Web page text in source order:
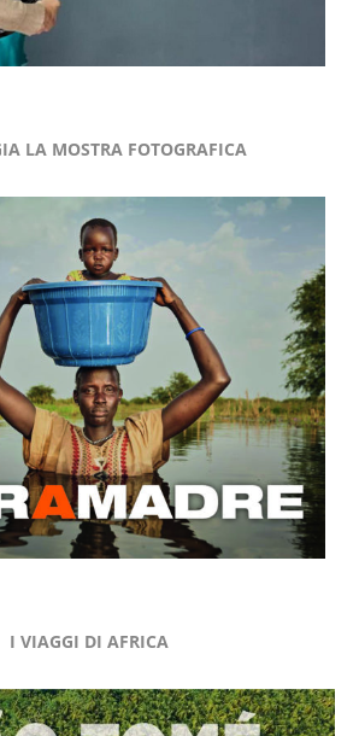
LA MOSTRA FOTOGRAFICA
I VIAGGI DI AFRICA